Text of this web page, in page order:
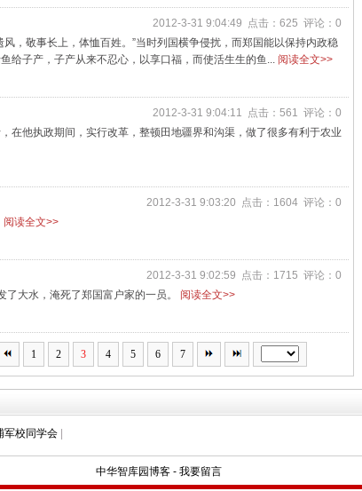
2012-3-31 9:04:49 点击：625 评论：0
，敬事长上，体恤百姓。”当时列国横争侵扰，而郑国能以保持内政稳
子产，子产从来不忍心，以享口福，而使活生生的鱼... 阅读全文>>
2012-3-31 9:04:11 点击：561 评论：0
在他执政期间，实行改革，整顿田地疆界和沟渠，做了很多有利于农业
2012-3-31 9:03:20 点击：1604 评论：0
阅读全文>>
2012-3-31 9:02:59 点击：1715 评论：0
了大水，淹死了郑国富户家的一员。
阅读全文>>
1 2 3 4 5 6 7
军校同学会
中华智库园博客- 我要留言